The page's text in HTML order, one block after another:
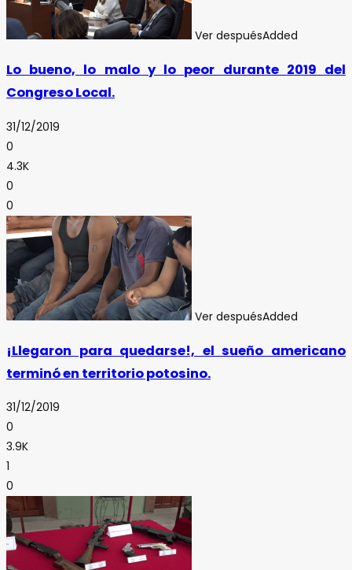
Ver despuésAdded
Lo bueno, lo malo y lo peor durante 2019 del
Congreso Local.
31/12/2019
0
4.3K
0
0
Ver despuésAdded
¡Llegaron para quedarse!, el sueño americano
terminó en territorio potosino.
31/12/2019
0
3.9K
1
0